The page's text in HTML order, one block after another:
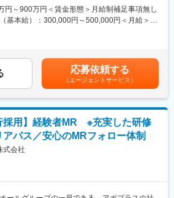
クト数、50社を超える多数の取引メーカー：同
、多くのプロジェクト数があり、様々なご経
験者）28歳：642万（月給＋日当＋住宅手
験者）33歳：712万（月給＋日当＋住宅手
定める業務
ださいませ！
界トップシェアを誇り、常時100以上のPJが
円～900万円＜賃金形態＞月給制補足事項無し
基本給）：300,000円～500,000円＜月給＞
円)、外勤日当（1日1,500円／外勤3.5時
制（6月・12月・3月）※平均実績6ヶ月分■イン
対象者）賃金はあくまでも目安の金額であり、
る可能性があります。月給(月額)は固定手当を
応募依頼する
（エージェントサービス）
採用】経験者MR ※充実した研修
パス／安心のMRフォロー体制
式会社